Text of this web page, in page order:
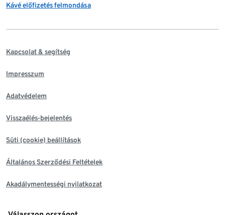
Kávé előfizetés felmondása
Kapcsolat & segítség
Impresszum
Adatvédelem
Visszaélés-bejelentés
Süti (cookie) beállítások
Általános Szerződési Feltételek
Akadálymentességi nyilatkozat